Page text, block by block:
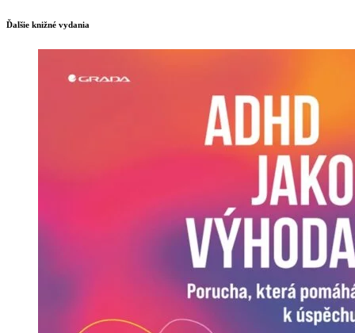
Ďalšie knižné vydania